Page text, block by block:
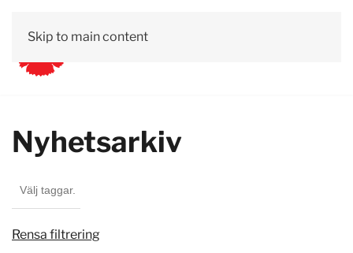
Skip to main content
Nyhetsarkiv
Rensa filtrering